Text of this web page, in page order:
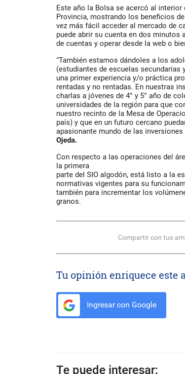
Este año la Bolsa se acercó al
Provincia, mostrando los beneficios
vez más fácil acceder al mercado de
puede abrir su cuenta en dos minutos
de cuentas y operar desde la web o
“También estamos dándoles a los
(estudiantes de escuelas secundarias
una primer experiencia y/o práctica
rentadas y no rentadas. En nuestras
charlas a jóvenes de 4° y 5° año de
universidades de la región para que
nuestro recinto de la Mesa de
país) y que en un futuro cercano
apasionante mundo de las
Ojeda.
Con respecto a las operaciones del
la primera
parte del SIO algodón, está listo a la
normativas vigentes para su
también para incrementar los
granos.
Compartir con tus
Tu opinión enriquece este
Ingresar con Google
Te puede interesar: